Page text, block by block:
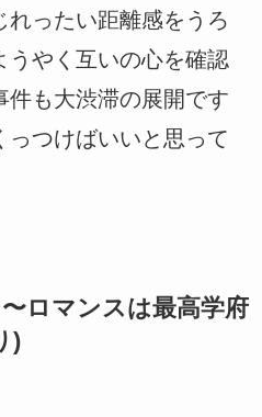
れったい距離感をうろ
うやく互いの心を確認
件も大渋滞の展開です
っつけばいいと思って
ロマンスは最高学府
)